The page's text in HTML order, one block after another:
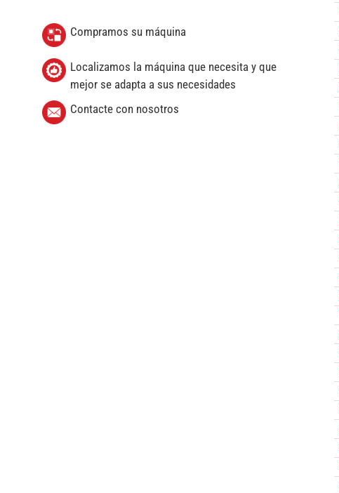
Compramos su máquina
Localizamos la máquina que necesita y que
mejor se adapta a sus necesidades
Contacte con nosotros